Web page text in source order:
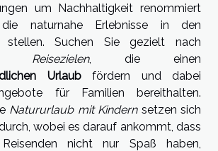
um Nachhaltigkeit renommiert
naturnahe Erlebnisse in den
stellen. Suchen Sie gezielt nach
Reisezielen, die einen
Urlaubfördern und dabei
für Familien bereithalten.
Natururlaub mit Kindernsetzen sich
wobei es darauf ankommt, dass
nicht nur Spaß haben,